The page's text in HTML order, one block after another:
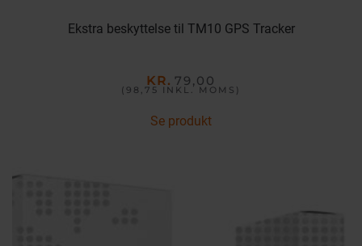
Ekstra beskyttelse til TM10 GPS Tracker
KR. 79,00
(98,75 INKL. MOMS )
Se produkt